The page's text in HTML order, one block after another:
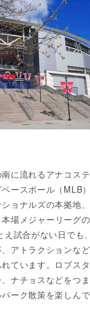
に流れるアナコス
ースボール（MLB
ョナルズの本拠地、
場メジャーリーグ
え試合がない日でも
アトラクションな
ています。ロブス
ナチョスなどをつ
ーク散策を楽しん